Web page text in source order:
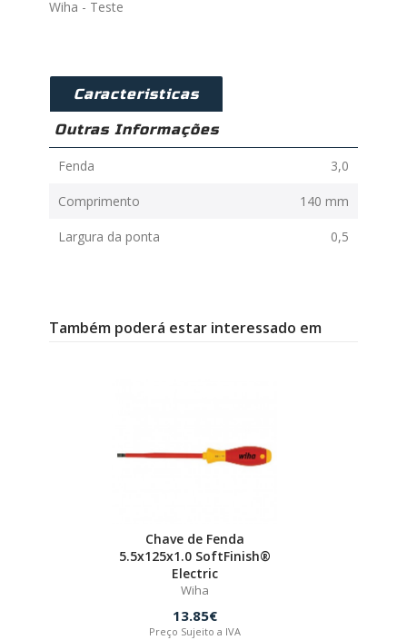
Wiha - Teste
Caracteristicas
Outras Informações
Fenda 3,0
Comprimento 140 mm
Largura da ponta 0,5
Também poderá estar interessado em
Chave de Fenda
5.5x125x1.0 SoftFinish®
Electric
Wiha
13.85€
Preço Sujeito a IVA